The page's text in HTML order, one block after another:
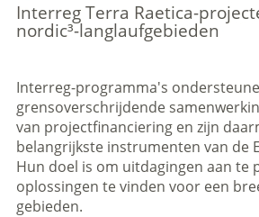
Interreg Terra Raetica-
nordic³-langlaufgebieden
Interreg-programma's
grensoverschrijdende
van projectfinanciering en zijn
belangrijkste instrumenten van de
Hun doel is om uitdagingen aan te
oplossingen te vinden voor een
gebieden.